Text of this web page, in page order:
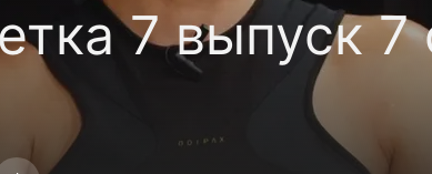
7 выпуск 7